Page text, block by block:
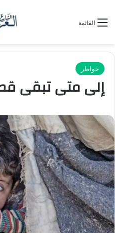
القائمة
خواطر
إلى متى تبقى